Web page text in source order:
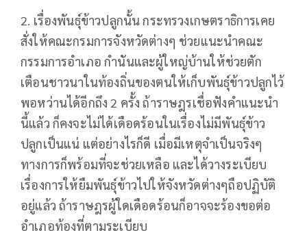
2. เรื่องพันธุ์ข้าวปลูกนั้น กระทรวงเกษตราธิการเคย
สั่งให้คณะกรมการจังหวัดต่างๆ ช่วยแนะนำคณะ
กรรมการอำเภอ กำนันและผู้ใหญ่บ้านให้ช่วยตัก
เตือนชาวนาในท้องถิ่นของตนให้เก็บพันธุ์ข้าวปลูกไว้
พอหว่านได้อีกถึง 2 ครั้ง ถ้าราษฎรเชื่อฟังคำแนะนำ
นี้แล้ว ก็คงจะไม่ได้เดือดร้อนในเรื่องไม่มีพันธุ์ข้าว
ปลูกเป็นแน่ แต่อย่างไรก็ดี เมื่อมีเหตุจำเป็นจริงๆ
ทางการก็พร้อมที่จะช่วยเหลือ และได้วางระเบียบ
เรื่องการให้ยืมพันธุ์ข้าวไปให้จังหวัดต่างๆถือปฏิบัติ
อยู่แล้ว ถ้าราษฎรผู้ใดเดือดร้อนก็อาจจะร้องขอต่อ
อำเภอท้องที่ตามระเบียบ